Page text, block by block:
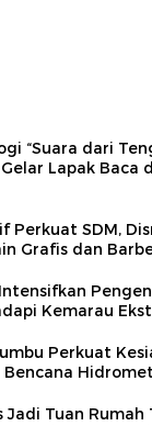
“Suara dari
Lapak Baca
Perkuat SDM,
Grafis dan
Kemarau
Perkuat
Jadi Tuan Rumah